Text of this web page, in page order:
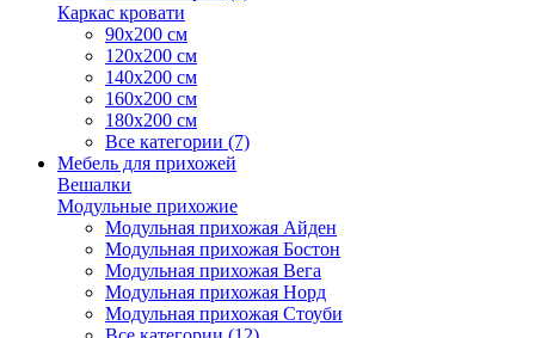
Каркас кровати
90х200 см
120х200 см
140х200 см
160х200 см
180х200 см
Все категории (7)
Мебель для прихожей
Вешалки
Модульные прихожие
Модульная прихожая Айден
Модульная прихожая Бостон
Модульная прихожая Вега
Модульная прихожая Норд
Модульная прихожая Стоуби